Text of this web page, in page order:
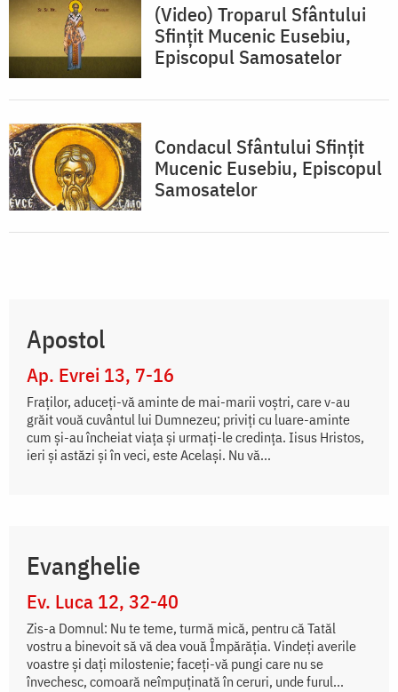
(Video) Troparul Sfântului
Sfințit Mucenic Eusebiu,
Episcopul Samosatelor
Condacul Sfântului Sfințit
Mucenic Eusebiu, Episcopul
Samosatelor
Apostol
Ap. Evrei 13, 7-16
Fraţilor, aduceţi-vă aminte de mai-marii voştri, care v-au
grăit vouă cuvântul lui Dumnezeu; priviţi cu luare-aminte
cum şi-au încheiat viaţa şi urmaţi-le credinţa. Iisus Hristos,
ieri şi astăzi şi în veci, este Acelaşi. Nu vă...
Evanghelie
Ev. Luca 12, 32-40
Zis-a Domnul: Nu te teme, turmă mică, pentru că Tatăl
vostru a binevoit să vă dea vouă Împărăția. Vindeți averile
voastre și dați milostenie; faceți-vă pungi care nu se
învechesc, comoară neîmpuținată în ceruri, unde furul...